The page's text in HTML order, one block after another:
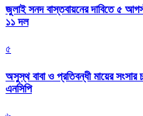
জুলাই সনদ বাস্তবায়নের দাবিতে ৫
১১ দল
৫
অসুস্থ বাবা ও প্রতিবন্ধী মায়ের
এনসিপি